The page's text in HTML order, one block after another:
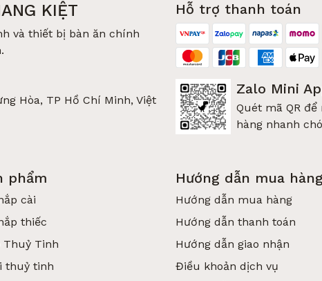
KIỆT
và thiết bị bàn ăn chính
Hòa, TP Hồ Chí Minh, Việt
Hỗ trợ thanh toán
Zalo Mini
Quét mã QR để
hàng nhanh
phẩm
cài
thiếc
Thuỷ Tinh
thuỷ tinh
Hướng dẫn mua
Hướng dẫn mua hàng
Hướng dẫn thanh toán
Hướng dẫn giao nhận
Điều khoản dịch vụ